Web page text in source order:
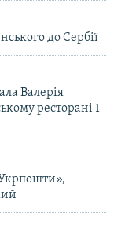
до Сербії
Валерія
ресторані 1